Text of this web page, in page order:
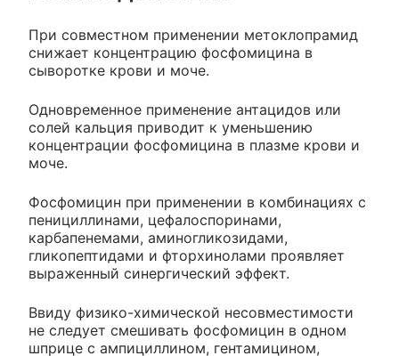
При совместном применении метоклопрамид
снижает концентрацию фосфомицина в
сыворотке крови и моче.
Одновременное применение антацидов или
солей кальция приводит к уменьшению
концентрации фосфомицина в плазме крови и
моче.
Фосфомицин при применении в комбинациях с
пенициллинами, цефалоспоринами,
карбапенемами, аминогликозидами,
гликопептидами и фторхинолами проявляет
выраженный синергический эффект.
Ввиду физико-химической несовместимости
не следует смешивать фосфомицин в одном
шприце с ампициллином, гентамицином,